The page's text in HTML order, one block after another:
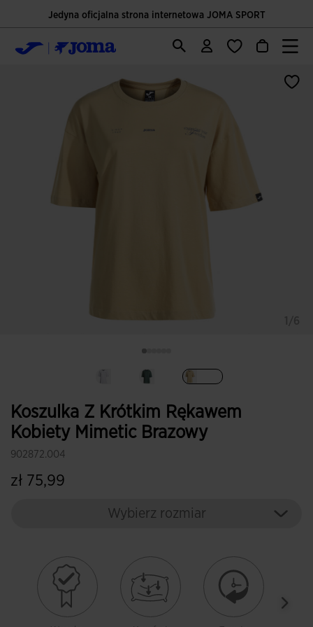
Jedyna oficjalna strona internetowa JOMA SPORT
Koszulka Z Krótkim Rękawem
Kobiety Mimetic Brazowy
902872.004
zł 75,99
Wybierz rozmiar